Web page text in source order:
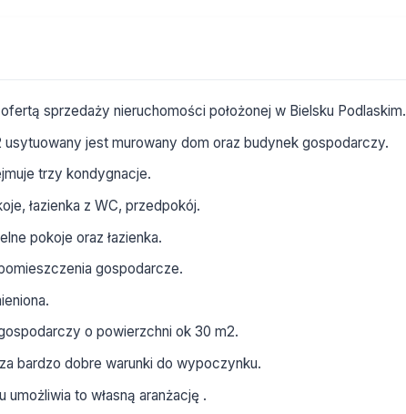
sprzedaży nieruchomości położonej w Bielsku Podlaskim.
usytuowany jest murowany dom oraz budynek gospodarczy.
trzy kondygnacje.
łazienka z WC, przedpokój.
pokoje oraz łazienka.
gospodarcze.
o powierzchni ok 30 m2.
bardzo dobre warunki do wypoczynku.
to własną aranżację .